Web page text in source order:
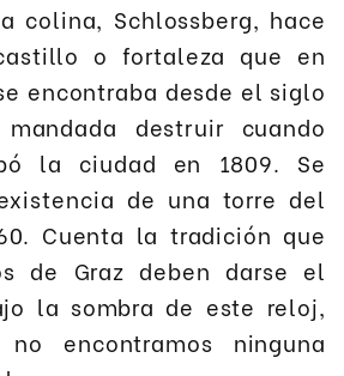
colina, Schlossberg, hace
o fortaleza que en
encontraba desde el siglo
destruir cuando
la ciudad en 1809. Se
de una torre del
Cuenta la tradición que
de Graz deben darse el
la sombra de este reloj,
encontramos ninguna